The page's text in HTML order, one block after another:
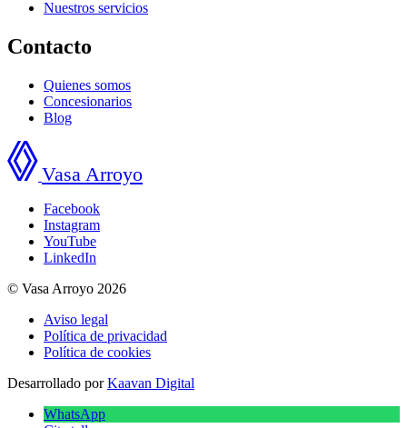
Nuestros servicios
Contacto
Quienes somos
Concesionarios
Blog
Vasa Arroyo
Facebook
Instagram
YouTube
LinkedIn
© Vasa Arroyo 2026
Aviso legal
Política de privacidad
Política de cookies
Desarrollado porKaavan Digital
WhatsApp